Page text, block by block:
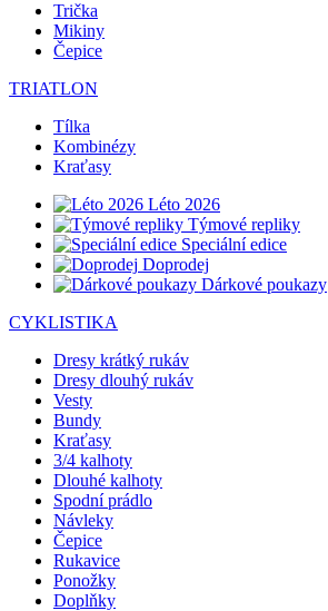
Trička
Mikiny
Čepice
TRIATLON
Tílka
Kombinézy
Kraťasy
Léto 2026
Týmové repliky
Speciální edice
Doprodej
Dárkové poukazy
CYKLISTIKA
Dresy krátký rukáv
Dresy dlouhý rukáv
Vesty
Bundy
Kraťasy
3/4 kalhoty
Dlouhé kalhoty
Spodní prádlo
Návleky
Čepice
Rukavice
Ponožky
Doplňky